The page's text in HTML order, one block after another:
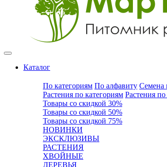
Каталог
По категориям По алфавиту Семена
Растения по категориям Растения
Товары со скидкой 30%
Товары со скидкой 50%
Товары со скидкой 75%
НОВИНКИ
ЭКСКЛЮЗИВЫ
РАСТЕНИЯ
ХВОЙНЫЕ
ДЕРЕВЬЯ